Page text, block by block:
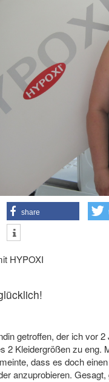
share
HYPOXI
getroffen, der ich vor
2 Kleidergrößen zu eng.
dass es doch
anzuprobieren. Gesagt,